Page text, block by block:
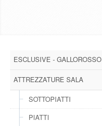
CONTATTI
ESCLUSIVE - GALLOROSSO
ATTREZZATURE SALA
SOTTOPIATTI
PIATTI